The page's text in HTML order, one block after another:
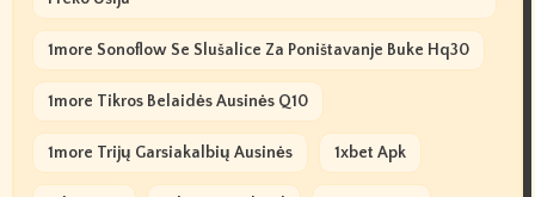
1more Sonoflow Se Slušalice Za Poništavanje Buke Hq30
1more Tikros Belaidės Ausinės Q10
1more Trijų Garsiakalbių Ausinės 1xbet Apk